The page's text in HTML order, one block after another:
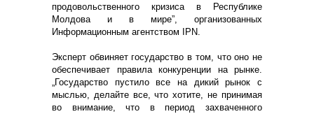
продовольственного кризиса в Республике
Молдова и в мире”, организованных
Информационным агентством IPN.
Эксперт обвиняет государство в том, что оно не
обеспечивает правила конкуренции на рынке.
„Государство пустило все на дикий рынок с
мыслью, делайте все, что хотите, не принимая
во внимание, что в период захваченного